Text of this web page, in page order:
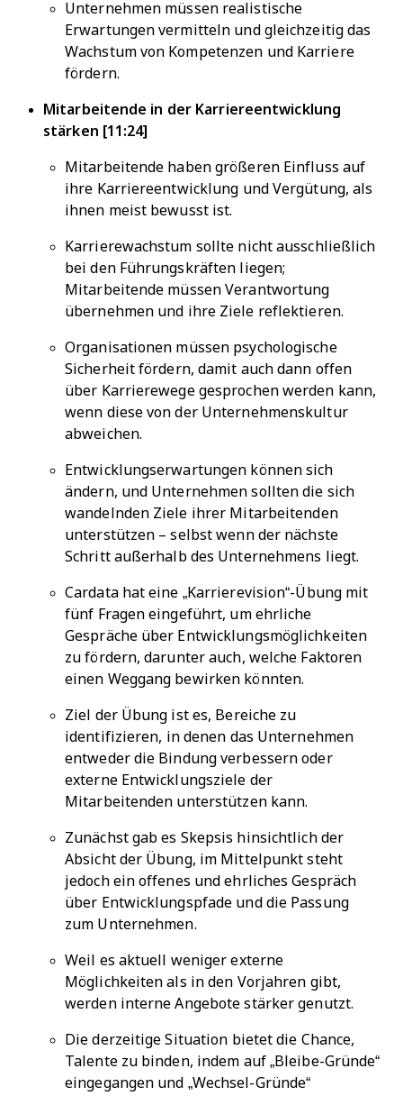
Unternehmen müssen realistische
Erwartungen vermitteln und gleichzeitig das
Wachstum von Kompetenzen und Karriere
fördern.
Mitarbeitende in der Karriereentwicklung
stärken [11:24]
Mitarbeitende haben größeren Einfluss auf
ihre Karriereentwicklung und Vergütung, als
ihnen meist bewusst ist.
Karrierewachstum sollte nicht ausschließlich
bei den Führungskräften liegen;
Mitarbeitende müssen Verantwortung
übernehmen und ihre Ziele reflektieren.
Organisationen müssen psychologische
Sicherheit fördern, damit auch dann offen
über Karrierewege gesprochen werden kann,
wenn diese von der Unternehmenskultur
abweichen.
Entwicklungserwartungen können sich
ändern, und Unternehmen sollten die sich
wandelnden Ziele ihrer Mitarbeitenden
unterstützen – selbst wenn der nächste
Schritt außerhalb des Unternehmens liegt.
Cardata hat eine „Karrierevision“-Übung mit
fünf Fragen eingeführt, um ehrliche
Gespräche über Entwicklungsmöglichkeiten
zu fördern, darunter auch, welche Faktoren
einen Weggang bewirken könnten.
Ziel der Übung ist es, Bereiche zu
identifizieren, in denen das Unternehmen
entweder die Bindung verbessern oder
externe Entwicklungsziele der
Mitarbeitenden unterstützen kann.
Zunächst gab es Skepsis hinsichtlich der
Absicht der Übung, im Mittelpunkt steht
jedoch ein offenes und ehrliches Gespräch
über Entwicklungspfade und die Passung
zum Unternehmen.
Weil es aktuell weniger externe
Möglichkeiten als in den Vorjahren gibt,
werden interne Angebote stärker genutzt.
Die derzeitige Situation bietet die Chance,
Talente zu binden, indem auf „Bleibe-Gründe“
eingegangen und „Wechsel-Gründe“